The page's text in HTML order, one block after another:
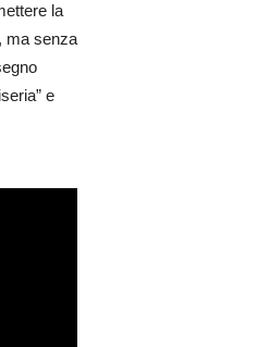
la
ma senza
e